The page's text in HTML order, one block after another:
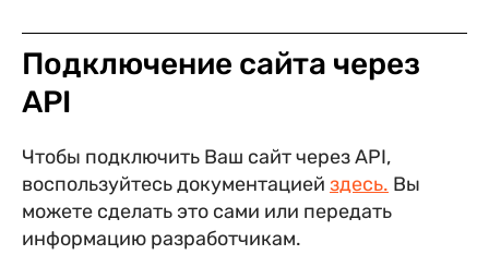
Подключение сайта через
API
Чтобы подключить Ваш сайт через API,
воспользуйтесь документацией здесь. Вы
можете сделать это сами или передать
информацию разработчикам.